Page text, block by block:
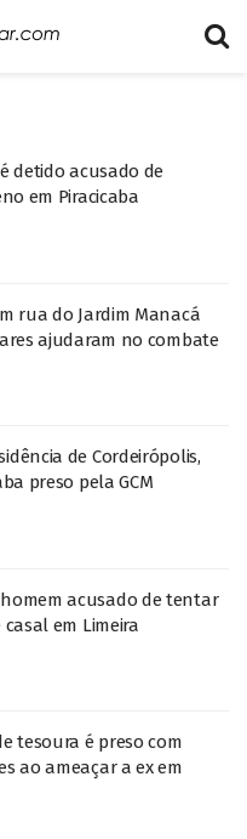
detido acusado de
em Piracicaba
rua do Jardim Manacá
ajudaram no combate
de Cordeirópolis,
preso pela GCM
acusado de tentar
em Limeira
tesoura é preso com
ao ameaçar a ex em